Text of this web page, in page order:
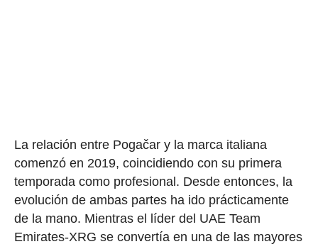
La relación entre Pogačar y la marca italiana
comenzó en 2019, coincidiendo con su primera
temporada como profesional. Desde entonces, la
evolución de ambas partes ha ido prácticamente
de la mano. Mientras el líder del UAE Team
Emirates-XRG se convertía en una de las mayores